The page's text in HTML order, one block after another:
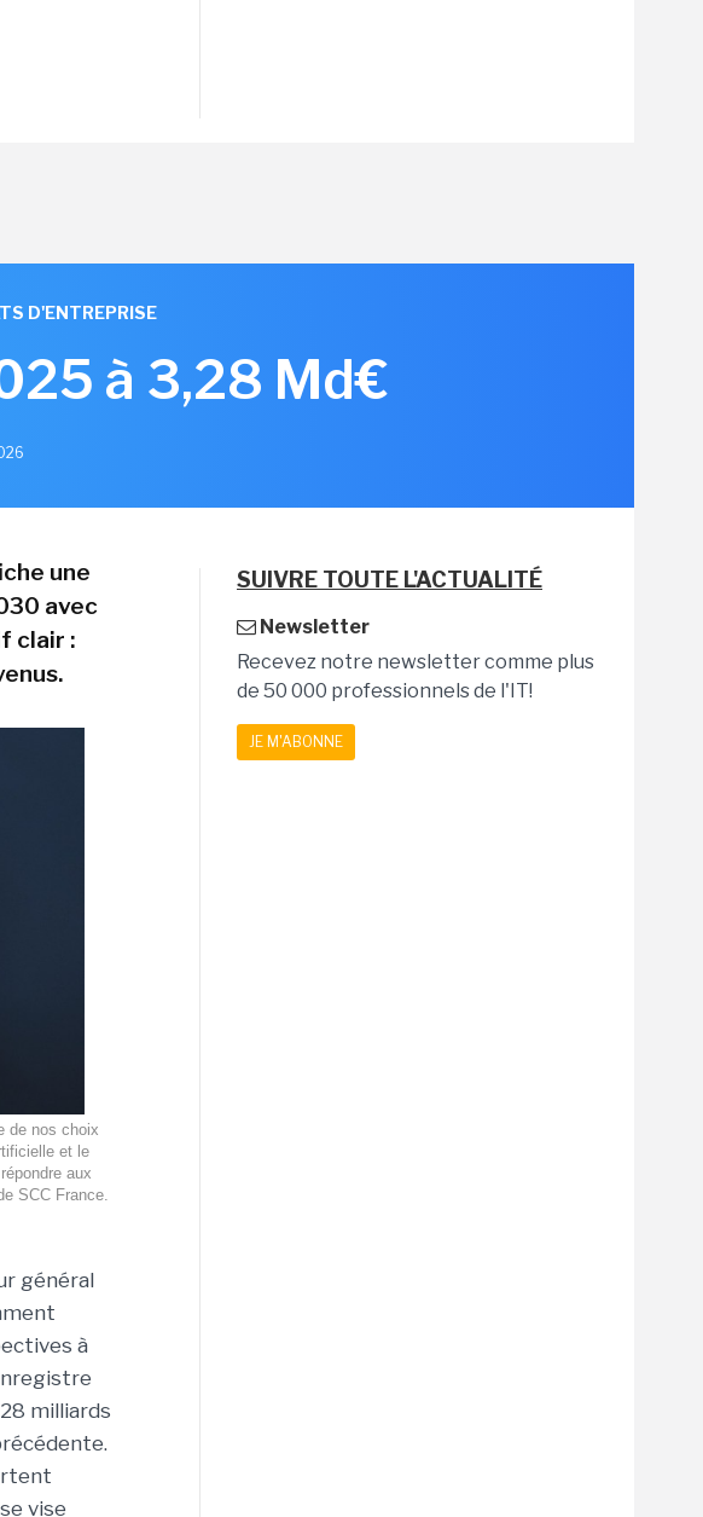
D'ENTREPRISE
à 3,28 Md€
une
avec
clair :
de nos choix
et le
aux
SCC France.
général
à
milliards
vise
SUIVRE TOUTE L'ACTUALITÉ
Newsletter
Recevez notre newsletter comme plus
de 50 000 professionnels de l'IT!
JE M'ABONNE